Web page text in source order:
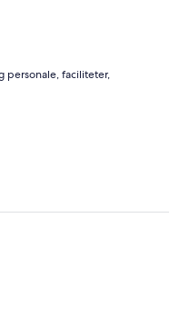
personale, faciliteter,